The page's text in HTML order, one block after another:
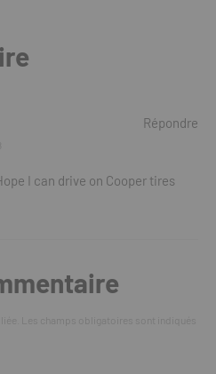
I can drive on Cooper tires
Répondre